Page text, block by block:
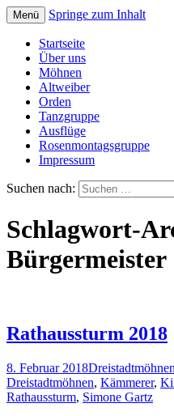
Menü Springe zum Inhalt
Startseite
Über uns
Möhnen
Altweiber
Orden
Tanzgruppe
Ausflüge
Rosenmontagsgruppe
Impressum
Suchen nach:
Schlagwort-
Bürgermeister
Rathaussturm 2018
8. Februar 2018Dreistadtmöhnen
Dreistadtmöhnen, Kämmerer,
Rathaussturm, Simone Gartz